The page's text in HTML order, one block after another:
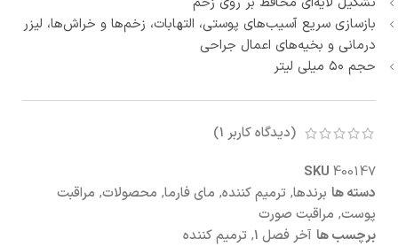
بازسازی سریع آسیب‌های پوستی، التهابات، زخم‌ها و خراش‌ها، لیزر
درمانی و بخیه‌های اعمال جراحی
حجم ۵۰ میلی لیتر
(دیدگاه کاربر 1
)
SKU 400147
دسته ها برندها, ترمیم کننده, مای فارما, محصولات, مراقبت
پوست, مراقبت صورت
برچسب ها آخر فصل 1 , ترمیم کننده